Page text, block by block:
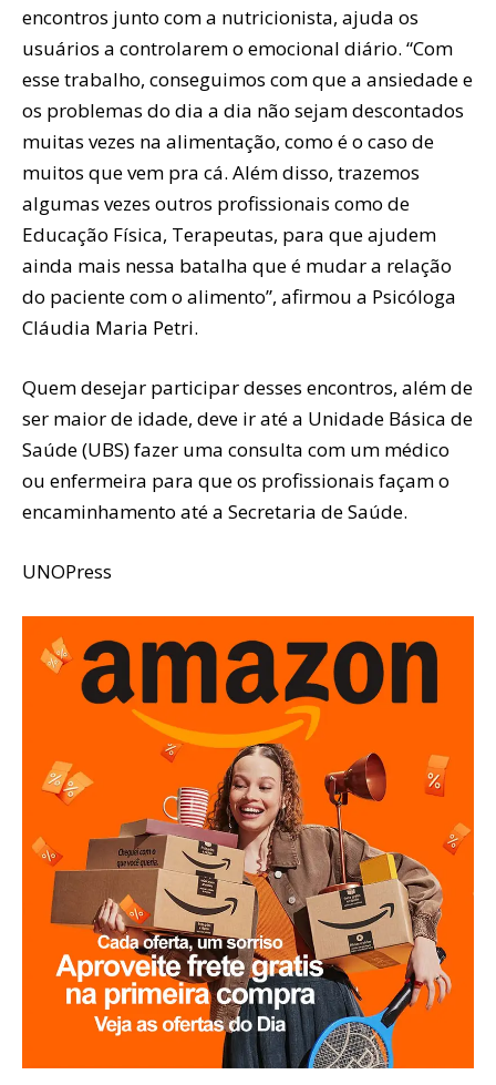
encontros junto com a nutricionista, ajuda os
usuários a controlarem o emocional diário. “Com
esse trabalho, conseguimos com que a ansiedade e
os problemas do dia a dia não sejam descontados
muitas vezes na alimentação, como é o caso de
muitos que vem pra cá. Além disso, trazemos
algumas vezes outros profissionais como de
Educação Física, Terapeutas, para que ajudem
ainda mais nessa batalha que é mudar a relação
do paciente com o alimento”, afirmou a Psicóloga
Cláudia Maria Petri.
Quem desejar participar desses encontros, além de
ser maior de idade, deve ir até a Unidade Básica de
Saúde (UBS) fazer uma consulta com um médico
ou enfermeira para que os profissionais façam o
encaminhamento até a Secretaria de Saúde.
UNOPress